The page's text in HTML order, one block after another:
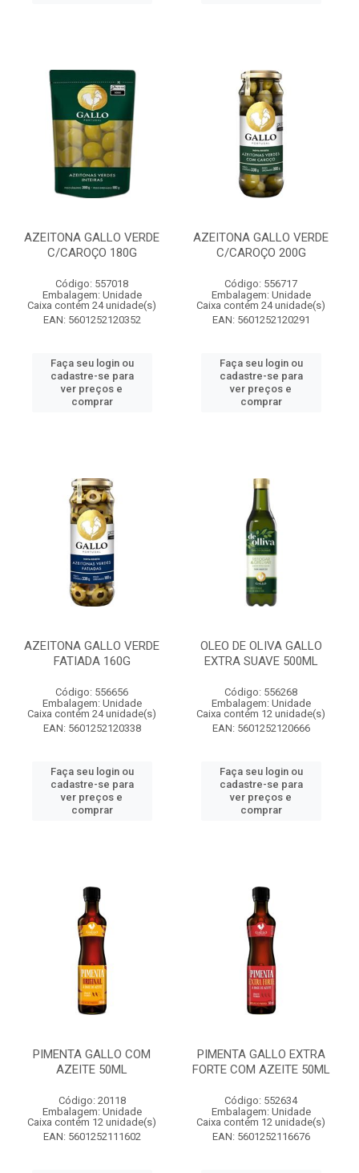
AZEITONA GALLO VERDE
C/CAROÇO 180G
Código: 557018
Embalagem: Unidade
Caixa contém 24 unidade(s)
EAN: 5601252120352
Faça seu login ou
cadastre-se para
ver preços e
comprar
AZEITONA GALLO VERDE
C/CAROÇO 200G
Código: 556717
Embalagem: Unidade
Caixa contém 24 unidade(s)
EAN: 5601252120291
Faça seu login ou
cadastre-se para
ver preços e
comprar
AZEITONA GALLO VERDE
FATIADA 160G
Código: 556656
Embalagem: Unidade
Caixa contém 24 unidade(s)
EAN: 5601252120338
Faça seu login ou
cadastre-se para
ver preços e
comprar
OLEO DE OLIVA GALLO
EXTRA SUAVE 500ML
Código: 556268
Embalagem: Unidade
Caixa contém 12 unidade(s)
EAN: 5601252120666
Faça seu login ou
cadastre-se para
ver preços e
comprar
PIMENTA GALLO COM
AZEITE 50ML
Código: 20118
Embalagem: Unidade
Caixa contém 12 unidade(s)
EAN: 5601252111602
PIMENTA GALLO EXTRA
FORTE COM AZEITE 50ML
Código: 552634
Embalagem: Unidade
Caixa contém 12 unidade(s)
EAN: 5601252116676